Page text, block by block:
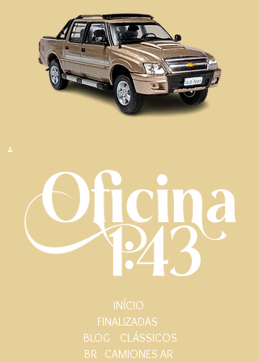
.
INÍCIO
FINALIZADAS
BLOG
CLÁSSICOS
BR CAMIONES AR